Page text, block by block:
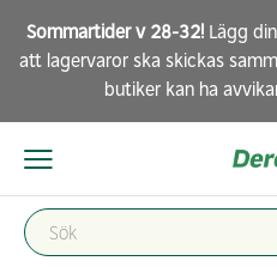
Sommartider v 28-32! Lägg
att lagervaror ska skickas
butikerkan ha